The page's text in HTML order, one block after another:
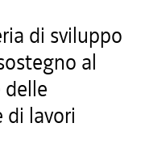
di sviluppo
al
di lavori